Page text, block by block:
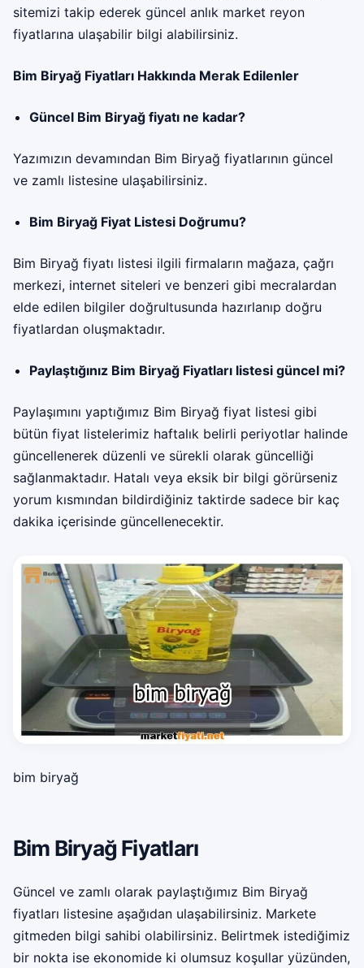
sitemizi takip ederek güncel anlık market reyon
fiyatlarına ulaşabilir bilgi alabilirsiniz.
Bim Biryağ Fiyatları Hakkında Merak Edilenler
Güncel Bim Biryağ fiyatı ne kadar?
Yazımızın devamından Bim Biryağ fiyatlarının güncel
ve zamlı listesine ulaşabilirsiniz.
Bim Biryağ Fiyat Listesi Doğrumu?
Bim Biryağ fiyatı listesi ilgili firmaların mağaza, çağrı
merkezi, internet siteleri ve benzeri gibi mecralardan
elde edilen bilgiler doğrultusunda hazırlanıp doğru
fiyatlardan oluşmaktadır.
Paylaştığınız Bim Biryağ Fiyatları listesi güncel mi?
Paylaşımını yaptığımız Bim Biryağ fiyat listesi gibi
bütün fiyat listelerimiz haftalık belirli periyotlar halinde
güncellenerek düzenli ve sürekli olarak güncelliği
sağlanmaktadır. Hatalı veya eksik bir bilgi görürseniz
yorum kısmından bildirdiğiniz taktirde sadece bir kaç
dakika içerisinde güncellenecektir.
bim biryağ
Bim Biryağ Fiyatları
Güncel ve zamlı olarak paylaştığımız Bim Biryağ
fiyatları listesine aşağıdan ulaşabilirsiniz. Markete
gitmeden bilgi sahibi olabilirsiniz. Belirtmek istediğimiz
bir nokta ise ekonomide ki olumsuz koşullar yüzünden,